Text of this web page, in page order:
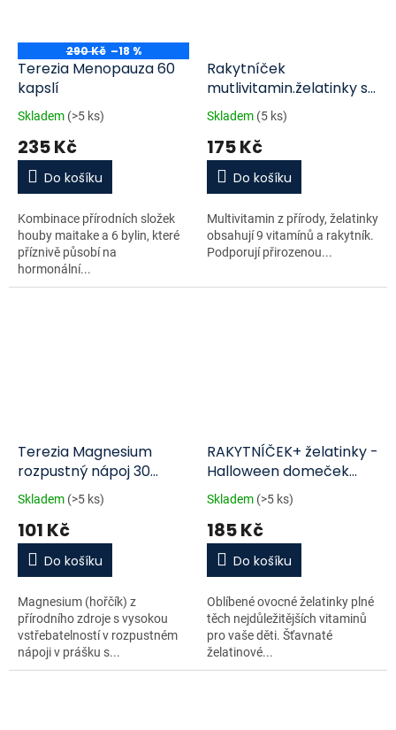
290 Kč –18 %
Terezia Menopauza 60
kapslí
Skladem (>5 ks)
235 Kč
Do košíku
Kombinace přírodních složek
houby maitake a 6 bylin, které
příznivě působí na
hormonální...
Rakytníček
mutlivitamin.želatinky s
rakytník. Auta 140ks
Skladem (5 ks)
175 Kč
Do košíku
Multivitamin z přírody, želatinky
obsahují 9 vitamínů a rakytník.
Podporují přirozenou...
Terezia Magnesium
rozpustný nápoj 30
sáčků
Skladem (>5 ks)
101 Kč
Do košíku
Magnesium (hořčík) z
přírodního zdroje s vysokou
vstřebatelností v rozpustném
nápoji v prášku s...
RAKYTNÍČEK+ želatinky -
Halloween domeček
Mimoni 50 ks fialová
Skladem (>5 ks)
185 Kč
Do košíku
Oblíbené ovocné želatinky plné
těch nejdůležitějších vitaminů
pro vaše děti. Šťavnaté
želatinové...